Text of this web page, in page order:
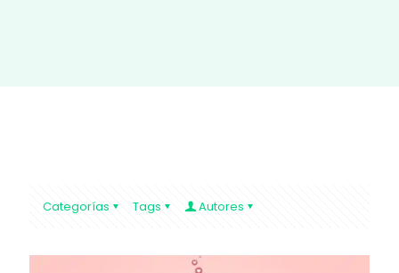
Categorías Tags Autores